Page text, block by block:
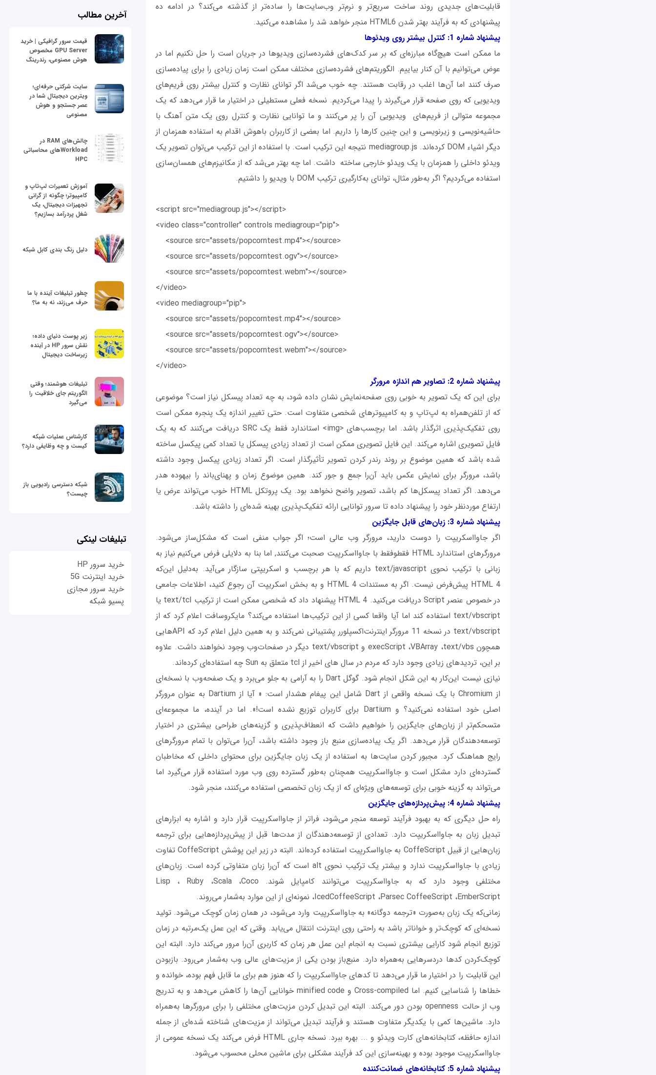
قابلیت‌های جدیدی روند ساخت سریع‌تر و نرم‌تر وب‌سایت‌ها را ساده‌تر از گذشته می‌کند؟ در ادامه ده
پیشنهادی که به فرآیند بهتر شدن HTML6 منجر خواهد شد را مشاهده می‌کنید.
پیشنهاد شماره 1: کنترل بیشتر روی ویدئوها
ما ممکن است هیچ‌گاه مبارزه‌ای که بر سر کدک‌های فشرده‌سازی ویدیوها در جریان است را حل نکنیم اما در
عوض می‌توانیم با آن کنار بیاییم. الگوریتم‌های فشرده‌سازی مختلف ممکن است زمان زیادی را برای پیاده‌سازی
صرف کنند اما آن‌ها اغلب در رقابت هستند. چه خوب می‌شد اگر توانای نظارت و کنترل بیشتر روی فریم‌های
ویدیویی که روی صفحه قرار می‌گیرند را پیدا می‌کردیم. نسخه فعلی مستطیلی در اختیار ما قرار می‌دهد که یک
مجموعه متوالی از فریم‌های ویدیویی آن را پر می‌کنند و ما توانایی نظارت و کنترل روی یک متن آهنگ با
حاشیه‌نویسی و زیرنویسی و این چنین کارها را داریم. اما بعضی از کاربران باهوش اقدام به استفاده همزمان از
دیگر اشیاء DOM کرده‌اند. mediagroup.js نتیجه این ترکیب است. با استفاده از این ترکیب می‌توان تصویر یک
ویدئو داخلی را همزمان با یک ویدئو خارجی ساخته داشت. اما چه بهتر می‌شد که از مکانیزم‌های همسان‌سازی
استفاده می‌کردیم؟ اگر به‌طور مثال، توانای به‌کارگیری ترکیب DOM با ویدیو را داشتیم.
<script src="mediagroup.js"></script>
<video class="controller" controls mediagroup="pip">
<source src="assets/popcorntest.mp4"></source>
<source src="assets/popcorntest.ogv"></source>
<source src="assets/popcorntest.webm"></source>
</video>
<video mediagroup="pip">
<source src="assets/popcorntest.mp4"></source>
<source src="assets/popcorntest.ogv"></source>
<source src="assets/popcorntest.webm"></source>
</video>
پیشنهاد شماره 2: تصاویر هم اندازه مرورگر
برای این که یک تصویر به خوبی روی صفحه‌نمایش نشان داده شود، به چه تعداد پیسکل نیاز است؟ موضوعی
که از تلفن‌همراه به لپ‌تاپ و به کامپیوترهای شخصی متفاوت است. حتی تغییر اندازه یک پنجره ممکن است
روی تفکیک‌پذیری اثرگذار باشد. اما برچسب‌های <img> استاندارد فقط یک SRC دریافت می‌کنند که به یک
فایل تصویری اشاره می‌کند. این فایل تصویری ممکن است از تعداد زیادی پیسکل یا تعداد کمی پیکسل ساخته
شده باشد که همین موضوع بر روند رندر کردن تصویر تأثیرگذار است. اگر تعداد زیادی پیکسل وجود داشته
باشد، مرورگر برای نمایش عکس باید آن‌را جمع و جور کند. همین موضوع زمان و پهنای‌باند را بیهوده هدر
می‌دهد. اگر تعداد پیسکل‌ها کم باشد، تصویر واضح نخواهد بود. یک پروتکل HTML خوب می‌تواند عرض یا
ارتفاع موردنظر خود را پیشنهاد داده تا سرور توانایی ارائه تفکیک‌پذیری بهینه شده‌ای را داشته باشد.
پیشنهاد شماره 3: زبان
های قابل جایگزین
اگر جاوااسکریپت را دوست دارید، مرورگر وب عالی است؛ اگر جواب منفی است که مشکل‌ساز می‌شود.
مرورگرهای استاندارد HTML فقطوفقط با جاوااسکرپیت صحبت می‌کنند, اما بنا به دلایلی فرض می‌کنیم نیاز به
زبانی با ترکیب‌ نحوی text/javascript داریم که با هر برچسب و اسکریپتی سازگار می‌آید. به‌دلیل این‌که
HTML 4 پیش‌فرض نیست. اگر به مستندات HTML 4 و به بخش اسکریپت آن رجوع کنید، اطلاعات جامعی
در خصوص عنصر Script دریافت می‌کنید. HTML 4 پیشنهاد داد که شخصی ممکن است از ترکیب text/tcl یا
text/vbscript استفاده کند اما آیا واقعا کسی از این ترکیب‌ها استفاده می‌کند؟ مایکروسافت اعلام کرد که از
text/vbscript در نسخه 11 مرورگر اینترنت‌اکسپلورر پشتیبانی نمی‌کند و به همین دلیل اعلام کرد که API‌هایی
همچون execScript ،VBArray ،text/vbs و text/vbscript دیگر در صفحات‌وب وجود نخواهند داشت. علاوه
بر این، تردیدهای زیادی وجود دارد که مردم در سال های اخیر از tcl متعلق به Sun چه استفاده‌ای کرده‌اند.
نیازی نیست این‌کار به این شکل انجام شود. گوگل Dart را به آرامی به جلو می‌برد و یک صفحه‌وب با نسخه‌ای
از Chromium با یک نسخه واقعی از Dart شامل این پیغام هشدار است: « آیا از Dartium به عنوان مرورگر
اصلی خود استفاده نمی‌کنید؟ و Dartium برای کاربران توزیع نشده است!». اما در آینده، ما مجموعه‌ای
متسحکم‌تر از زبان‌های جایگزین را خواهیم داشت که انعطاف‌پذیری و گزینه‌های طراحی بیشتری در اختیار
توسعه‌دهندگان قرار می‌دهد. اگر یک پیاده‌سازی منبع باز وجود داشته باشد، آن‌را می‌توان با تمام مرورگرهای
رایج هماهنگ کرد. مجبور کردن سایت‌ها به استفاده از یک زبان جایگزین برای محتوای داخلی که مخاطبان
گسترده‌ای دارد مشکل است و جاوااسکرپیت همچنان به‌طور گسترده روی وب مورد استفاده قرار می‌گیرد اما
می‌تواند به گزینه خوبی برای توسعه‌های ویژه‌ای که از یک زبان تخصصی استفاده می‌کنند، منجر شود.
پیشنهاد شماره 4: پیش
پردازههای جایگزین
راه حل دیگری که به بهبود فرآیند توسعه منجر می‌شود، فراتر از جاوااسکرپیت قرار دارد و اشاره به ابزارهای
تبدیل زبان به جاوااسکریپت دارد. تعدادی از توسعه‌دهندگان از مدت‌ها قبل از پیش‌پردازه‌هایی برای ترجمه
زبان‌هایی از قبیل CoffeScript به جاوااسکرپیت استفاده کرده‌اند. البته در زیر این پوشش CoffeScript تفاوت
زیادی با جاوااسکرپیت ندارد و بیشتر یک ترکیب نحوی alt است که آن‌را زبان متفاوتی کرده است. زبان‌های
مختلفی وجود دارد که به جاوااسکرپیت می‌توانند کامپایل شوند. Lisp ، Ruby ،Scala ،Coco
،IcedCoffeeScript ،Parsec CoffeeScript ،EmberScript نمونه‌ای از این موارد به‌شمار می‌روند.
زمانی‌که یک زبان به‌صورت «ترجمه دوگانه» به جاوااسکرپیت وارد می‌شود، در همان زمان کوچک می‌شود. تولید
نسخه‌‌ای که کوچک‌تر و خواناتر باشد به راحتی روی اینترنت انتقال می‌یابد. وقتی که این عمل یک‌مرتبه در زمان
توزیع انجام شود کارایی بیشتری نسبت به انجام این عمل هر زمان که کاربری آن‌را مرور می‌کند دارد. البته این
کوچک‌کردن کدها دردسرهایی به‌همراه دارد. منبع‌باز بودن یکی از مزیت‌های عالی وب به‌شمار می‌رود. بازبودن
این قابلیت را در اختیار ما قرار می‌دهد تا کدهای جاوااسکریپت را که هنوز هم برای ما قابل فهم بوده، خوانده و
خطاها را شناسایی کنیم. اما Cross-compiled و minified code خوانایی آن‌ها را کاهش می‌دهد و به تدریج
وب از حالت openness بودن دور می‌کند. البته این تبدیل کردن مزیت‌های مختلفی را برای مرورگرها به‌همراه
دارد. ماشین‌ها کمی با یکدیگر متفاوت هستند و فرآیند تبدیل می‌تواند از مزیت‌های شناخته شده‌ای از جمله
اندازه حافظه، کتابخانه‌های کارت ویدئو و ... بهره ببرد. نسخه جاری HTML فرض می‌کند یک نسخه عمومی از
جاوااسکرپیت موجود بوده و بهینه‌سازی این کد فرآیند مشکلی برای ماشین محلی محسوب می‌شود.
پیشنهاد شماره 5: کتابخانه
های ضمانتکننده
آخرین مطالب
قیمت سرور گرافیکی | خرید
GPU Server مخصوص
هوش مصنوعی، رندرینگ
سایت شرکتی حرفه‌ای؛
ویترین دیجیتال شما در
عصر جستجو و هوش
مصنوعی
چالش‌های RAM در
Workloadهای محاسباتی
HPC
آموزش تعمیرات لپ‌تاپ و
کامپیوتر؛ چگونه از گرانی
تجهیزات دیجیتال، یک
شغل پردرآمد بسازیم؟
دلیل رنگ بندی کابل شبکه
چطور تبلیغات آینده با ما
حرف می‌زند، نه به ما؟
زیر پوست دنیای داده؛
نقش سرور HP در آینده
زیرساخت دیجیتال
تبلیغات هوشمند؛ وقتی
الگوریتم جای خلاقیت را
می‌گیرد
کارشناس عملیات شبکه
کیست و چه وظایفی دارد؟
شبکه دسترسی رادیویی باز
چیست؟
تبلیغات لینکی
خرید سرور HP
خرید اینترنت 5G
خرید سرور مجازی
پسیو شبکه